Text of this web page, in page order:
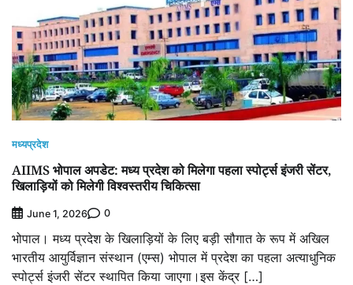
मध्यप्रदेश
AIIMS भोपाल अपडेट: मध्य प्रदेश को मिलेगा पहला स्पोर्ट्स इंजरी सेंटर,
खिलाड़ियों को मिलेगी विश्वस्तरीय चिकित्सा
June 1, 2026 0
भोपाल। मध्य प्रदेश के खिलाड़ियों के लिए बड़ी सौगात के रूप में अखिल
भारतीय आयुर्विज्ञान संस्थान (एम्स) भोपाल में प्रदेश का पहला अत्याधुनिक
स्पोर्ट्स इंजरी सेंटर स्थापित किया जाएगा।इस केंद्र […]